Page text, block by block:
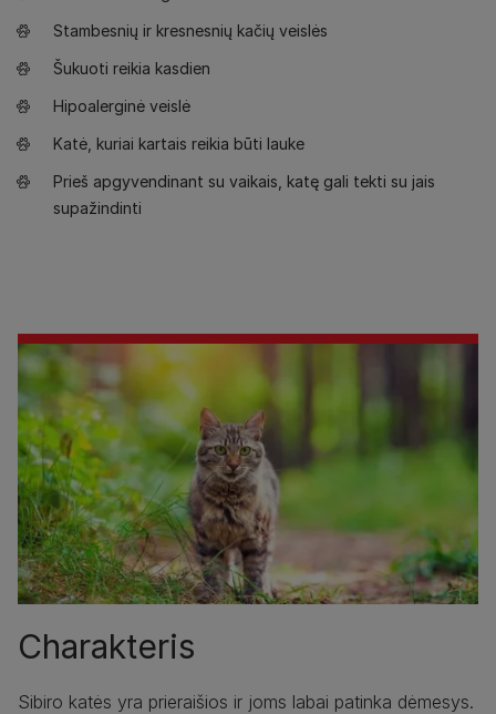
Stambesnių ir kresnesnių kačių veislės
Šukuoti reikia kasdien
Hipoalerginė veislė
Katė, kuriai kartais reikia būti lauke
Prieš apgyvendinant su vaikais, katę gali tekti su jais
supažindinti
Charakteris
Sibiro katės yra prieraišios ir joms labai patinka dėmesys.